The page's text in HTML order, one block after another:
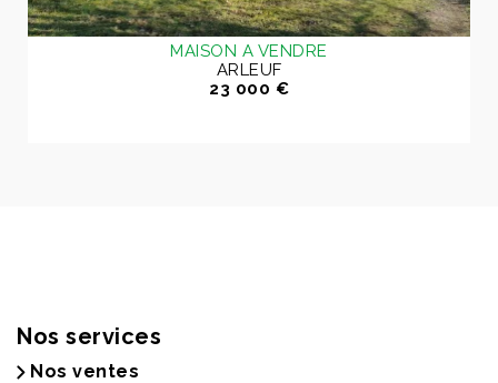
MAISON A VENDRE
ARLEUF
23 000 €
Nos services
Nos ventes